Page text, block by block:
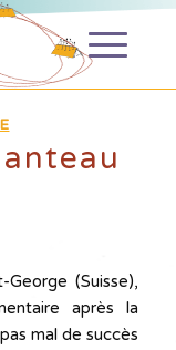
(Suisse),
après la
mal de succès